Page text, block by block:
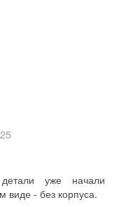
уже начали
виде - без корпуса.